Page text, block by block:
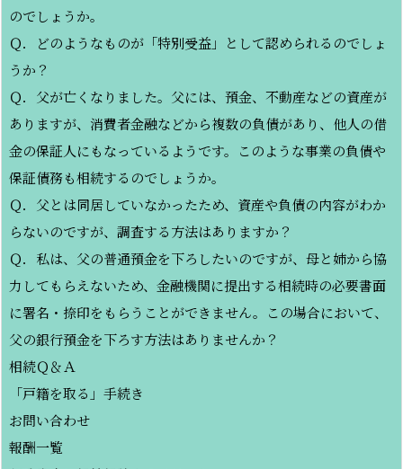
のでしょうか。
Ｑ．どのようなものが「特別受益」として認められるのでしょ
うか？
Ｑ．父が亡くなりました。父には、預金、不動産などの資産が
ありますが、消費者金融などから複数の負債があり、他人の借
金の保証人にもなっているようです。このような事業の負債や
保証債務も相続するのでしょうか。
Ｑ．父とは同居していなかったため、資産や負債の内容がわか
らないのですが、調査する方法はありますか？
Ｑ．私は、父の普通預金を下ろしたいのですが、母と姉から協
力してもらえないため、金融機関に提出する相続時の必要書面
に署名・捺印をもらうことができません。この場合において、
父の銀行預金を下ろす方法はありませんか？
相続Ｑ＆Ａ
「戸籍を取る」手続き
お問い合わせ
報酬一覧